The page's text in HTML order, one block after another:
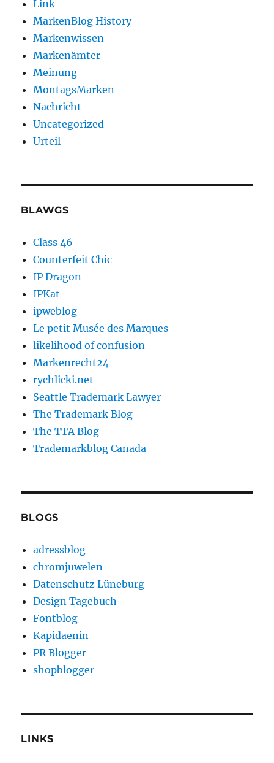
Link
MarkenBlog History
Markenwissen
Markenämter
Meinung
MontagsMarken
Nachricht
Uncategorized
Urteil
BLAWGS
Class 46
Counterfeit Chic
IP Dragon
IPKat
ipweblog
Le petit Musée des Marques
likelihood of confusion
Markenrecht24
rychlicki.net
Seattle Trademark Lawyer
The Trademark Blog
The TTA Blog
Trademarkblog Canada
BLOGS
adressblog
chromjuwelen
Datenschutz Lüneburg
Design Tagebuch
Fontblog
Kapidaenin
PR Blogger
shopblogger
LINKS